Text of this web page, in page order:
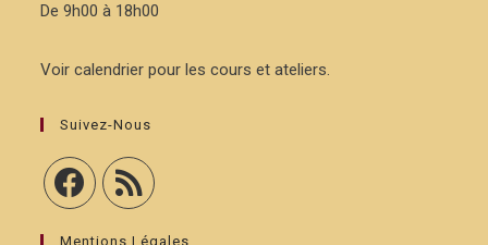
De 9h00 à 18h00
Voir calendrier pour les cours et ateliers.
Suivez-Nous
Mentions Légales